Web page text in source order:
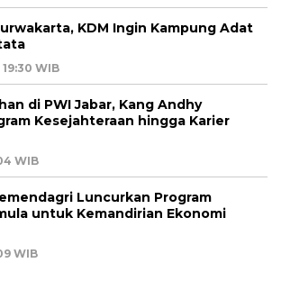
KDM Ingin Kampung Adat
WIB
di PWI Jabar, Kang Andhy
Kesejahteraan hingga Karier
WIB
Luncurkan Program
untuk Kemandirian Ekonomi
WIB